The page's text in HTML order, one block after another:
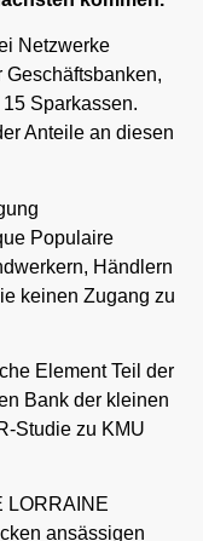
Netzwerke
Sparkassen.
Anteile an diesen
Populaire
Händlern
keinen Zugang zu
Element Teil der
Bank der kleinen
Studie zu KMU
LORRAINE
ansässigen